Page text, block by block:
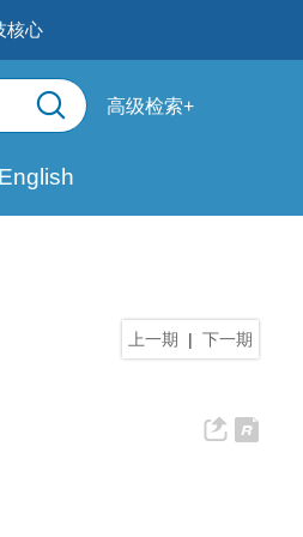
核心
English
高级检索+
上一期 | 下一期